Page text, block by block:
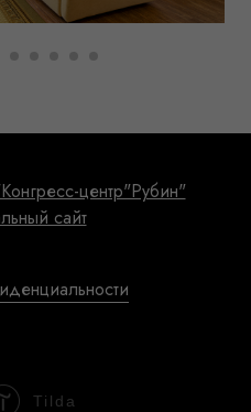
центр"Рубин"
сайт
Tilda